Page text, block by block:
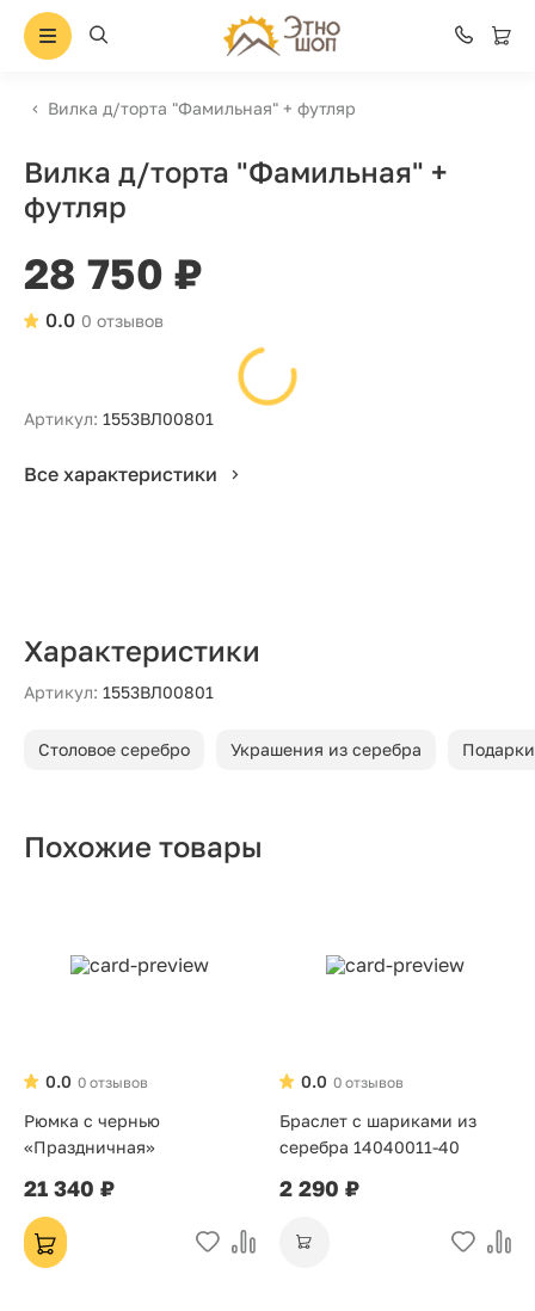
Вилка д/торта "Фамильная" + футляр
Вилка д/торта "Фамильная" +
футляр
28 750 ₽
0 отзывов
0.0
Артикул: 1553ВЛ00801
Все характеристики
Характеристики
Артикул: 1553ВЛ00801
Столовое серебро Украшения из серебра
Похожие товары
0 отзывов
0.0
Рюмка с чернью
«Праздничная»
21 340 ₽
0 отзывов
0.0
Браслет с шариками из
серебра 14040011-40
2 290 ₽